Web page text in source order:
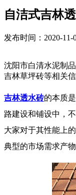
自洁式吉林
发布时间：2020-11-
沈阳市白清水泥制
吉林草坪砖等相关
吉林透水砖的本质
路建设和铺设中，
大家对于其性能上
典型的市场需求产物